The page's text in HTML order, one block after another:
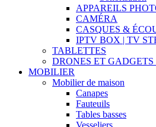
APPAREILS
CAMÉRA
CASQUES &
IPTV BOX | TV
TABLETTES
DRONES ET
MOBILIER
Mobilier de maison
Canapes
Fauteuils
Tables basses
Vesseliers